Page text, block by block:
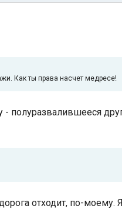
Как ты права насчет медресе!
- полуразвалившееся
отходит, по-моему.